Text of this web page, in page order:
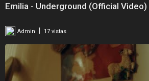
Emilia - Underground (Official Video)
Admin 17 vistas